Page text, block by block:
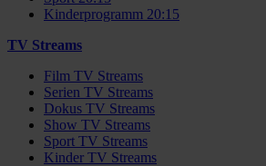
Kinderprogramm 20:15
TV Streams
Film TV Streams
Serien TV Streams
Dokus TV Streams
Show TV Streams
Sport TV Streams
Kinder TV Streams